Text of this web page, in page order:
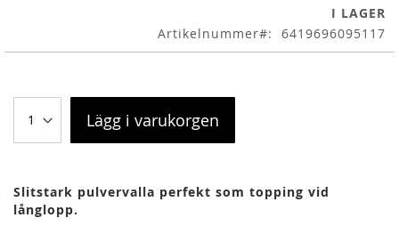
I LAGER
Artikelnummer
6419696095117
Lägg i varukorgen
Slitstark pulvervalla perfekt som topping vid
långlopp.